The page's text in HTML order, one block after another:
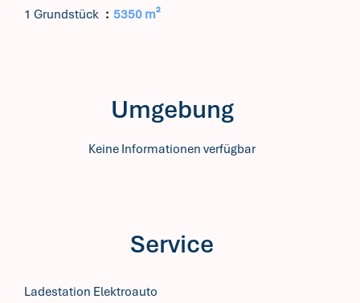
1 Grundstück 5350 m²
Umgebung
Keine Informationen verfügbar
Service
Ladestation Elektroauto